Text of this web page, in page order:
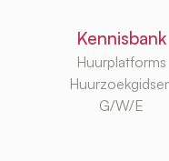
Kennisbank
Huurplatforms
G/W/E